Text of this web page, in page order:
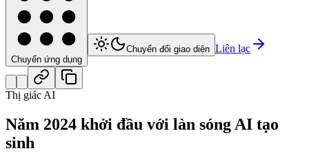
Chuyển ứng dụng
Chuyển đổi giao diện Liên lạc
Thị giác AI
Năm 2024 khởi đầu với làn sóng AI tạo
sinh